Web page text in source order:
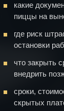
какие
пиццы на
где риск
остановки
что закрыть
внедрить
сроки,
скрытых